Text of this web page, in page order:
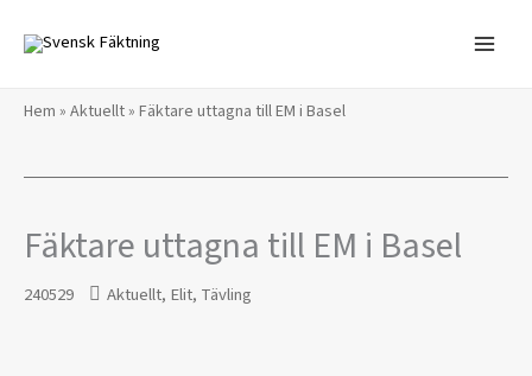
innehåll
Hem » Aktuellt» Fäktare uttagna till EM i Basel
Fäktare uttagna till EM i Basel
240529 Aktuellt, Elit, Tävling